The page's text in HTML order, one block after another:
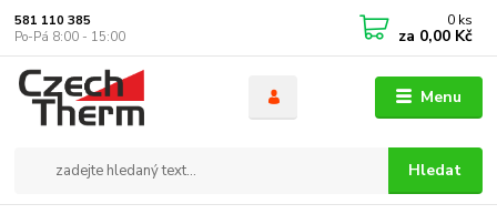
Menu
Hledat
581 110 385
Po-Pá 8:00 - 15:00
0 ks
za 0,00 Kč